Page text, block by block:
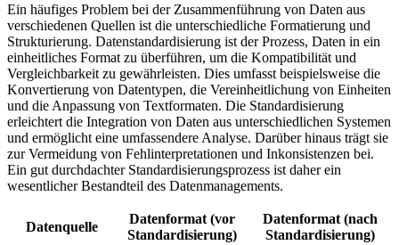
Ein häufiges Problem bei der Zusammenführung von Daten aus
verschiedenen Quellen ist die unterschiedliche Formatierung und
Strukturierung. Datenstandardisierung ist der Prozess, Daten in ein
einheitliches Format zu überführen, um die Kompatibilität und
Vergleichbarkeit zu gewährleisten. Dies umfasst beispielsweise die
Konvertierung von Datentypen, die Vereinheitlichung von Einheiten
und die Anpassung von Textformaten. Die Standardisierung
erleichtert die Integration von Daten aus unterschiedlichen Systemen
und ermöglicht eine umfassendere Analyse. Darüber hinaus trägt sie
zur Vermeidung von Fehlinterpretationen und Inkonsistenzen bei.
Ein gut durchdachter Standardisierungsprozess ist daher ein
wesentlicher Bestandteil des Datenmanagements.
Datenquelle
Datenformat (vor
Standardisierung)
Datenformat (nach
Standardisierung)